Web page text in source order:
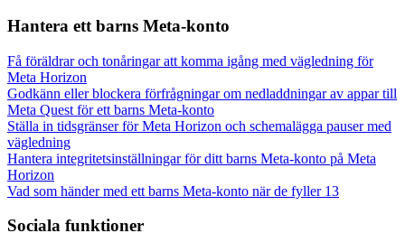
Hantera ett barns Meta-konto
Få föräldrar och tonåringar att komma igång med vägledning för
Meta Horizon
Godkänn eller blockera förfrågningar om nedladdningar av appar till
Meta Quest för ett barns Meta-konto
Ställa in tidsgränser för Meta Horizon och schemalägga pauser med
vägledning
Hantera integritetsinställningar för ditt barns Meta-konto på Meta
Horizon
Vad som händer med ett barns Meta-konto när de fyller 13
Sociala funktioner